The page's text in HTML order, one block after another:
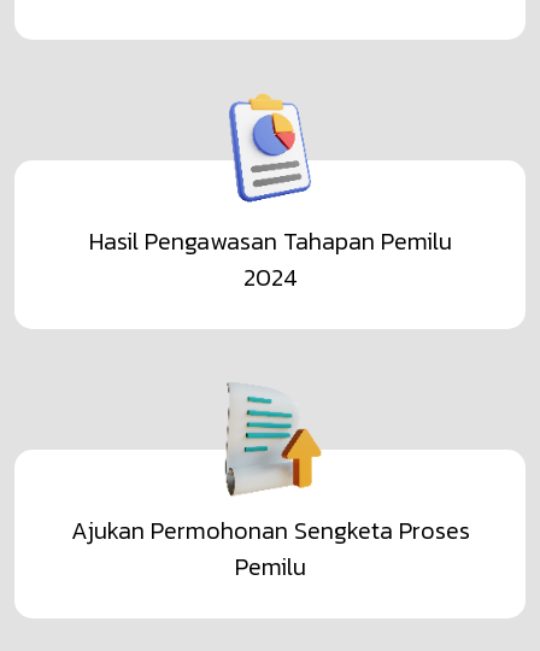
Hasil Pengawasan Tahapan Pemilu
2024
Ajukan Permohonan Sengketa Proses
Pemilu